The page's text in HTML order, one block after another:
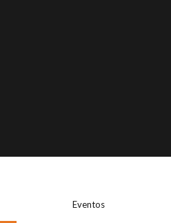
Eventos